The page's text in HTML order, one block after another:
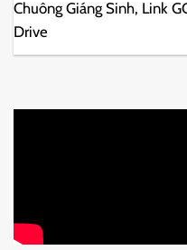
Chuông Giáng Sinh, Link
Drive